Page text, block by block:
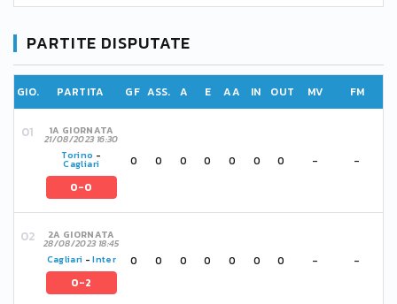
PARTITE DISPUTATE
GIO. PARTITA GF ASS. A E AA IN OUT MV FM
1A GIORNATA
21/08/2023 16:30
Torino -
Cagliari
0-0
0 0 0 0 0 0 0 - -
2A GIORNATA
28/08/2023 18:45
Cagliari -Inter
0-2
0 0 0 0 0 0 0 - -